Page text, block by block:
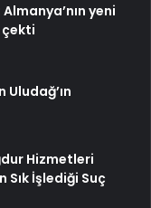
yeni
çekti
Hizmetleri
Sık İşlediği Suç